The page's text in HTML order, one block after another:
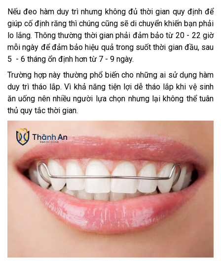
Nếu đeo hàm duy trì nhưng không đủ thời gian quy định để
giúp cố định răng thì chúng cũng sẽ di chuyển khiến bạn phải
lo lắng. Thông thường thời gian phải đảm bảo từ 20 - 22 giờ
mỗi ngày để đảm bảo hiệu quả trong suốt thời gian đầu, sau
5 - 6 tháng ổn định hơn từ 7 - 9 ngày.
Trường hợp này thường phổ biến cho những ai sử dụng hàm
duy trì tháo lắp. Vì khả năng tiện lợi dễ tháo lắp khi vệ sinh
ăn uống nên nhiều người lựa chọn nhưng lại không thể tuân
thủ quy tắc thời gian.